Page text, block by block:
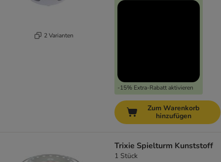
2 Varianten
-15% Extra-Rabatt aktivieren
Zum Warenkorb
hinzufügen
Trixie Spielturm Kunststoff
1 Stück